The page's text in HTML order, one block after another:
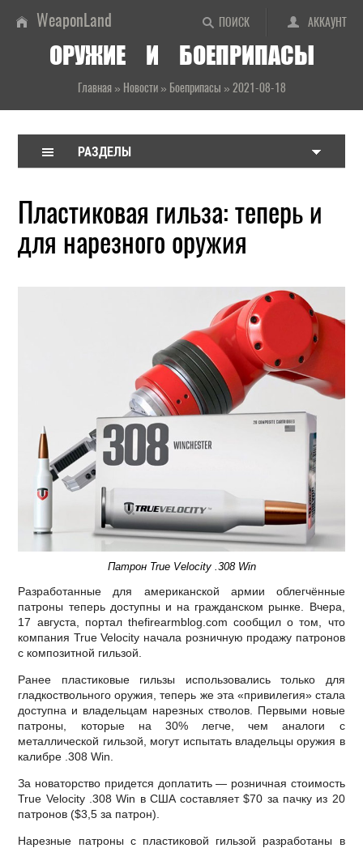
ПОИСК АККАУНТ
WeaponLand
ОРУЖИЕ И БОЕПРИПАСЫ
Главная» Новости» Боеприпасы » 2021-08-18
РАЗДЕЛЫ
Пластиковая гильза: теперь и
для нарезного оружия
Патрон True Velocity .308 Win
Разработанные для американской армии облегчённые
патроны теперь доступны и на гражданском рынке. Вчера,
17 августа, портал thefirearmblog.com сообщил о том, что
компания True Velocity начала розничную продажу патронов
с композитной гильзой.
Ранее пластиковые гильзы использовались только для
гладкоствольного оружия, теперь же эта «привилегия» стала
доступна и владельцам нарезных стволов. Первыми новые
патроны, которые на 30% легче, чем аналоги с
металлической гильзой, могут испытать владельцы оружия в
калибре .308 Win.
За новаторство придется доплатить — розничная стоимость
True Velocity .308 Win в США составляет $70 за пачку из 20
патронов ($3,5 за патрон).
Нарезные патроны с пластиковой гильзой разработаны в